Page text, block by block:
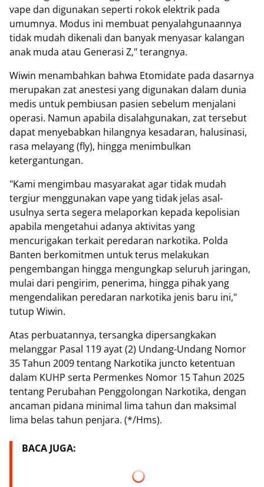
vape dan digunakan seperti rokok elektrik pada
umumnya. Modus ini membuat penyalahgunaannya
tidak mudah dikenali dan banyak menyasar kalangan
anak muda atau Generasi Z," terangnya.
Wiwin menambahkan bahwa Etomidate pada dasarnya
merupakan zat anestesi yang digunakan dalam dunia
medis untuk pembiusan pasien sebelum menjalani
operasi. Namun apabila disalahgunakan, zat tersebut
dapat menyebabkan hilangnya kesadaran, halusinasi,
rasa melayang (fly), hingga menimbulkan
ketergantungan.
"Kami mengimbau masyarakat agar tidak mudah
tergiur menggunakan vape yang tidak jelas asal-
usulnya serta segera melaporkan kepada kepolisian
apabila mengetahui adanya aktivitas yang
mencurigakan terkait peredaran narkotika. Polda
Banten berkomitmen untuk terus melakukan
pengembangan hingga mengungkap seluruh jaringan,
mulai dari pengirim, penerima, hingga pihak yang
mengendalikan peredaran narkotika jenis baru ini,"
tutup Wiwin.
Atas perbuatannya, tersangka dipersangkakan
melanggar Pasal 119 ayat (2) Undang-Undang Nomor
35 Tahun 2009 tentang Narkotika juncto ketentuan
dalam KUHP serta Permenkes Nomor 15 Tahun 2025
tentang Perubahan Penggolongan Narkotika, dengan
ancaman pidana minimal lima tahun dan maksimal
lima belas tahun penjara. (*/Hms).
BACA JUGA: